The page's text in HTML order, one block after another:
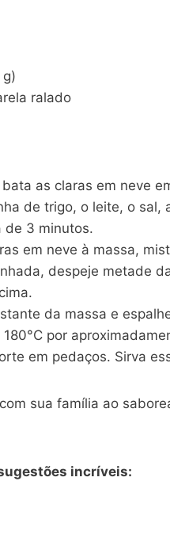
ralado
as claras em neve
de trigo, o leite, o
de 3 minutos.
em neve à massa,
despeje metade
da massa e
por
em pedaços. Sirva
sua família ao
incríveis: